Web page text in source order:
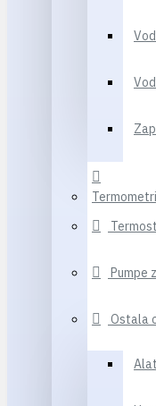
Pumpe
Ostala
Alat